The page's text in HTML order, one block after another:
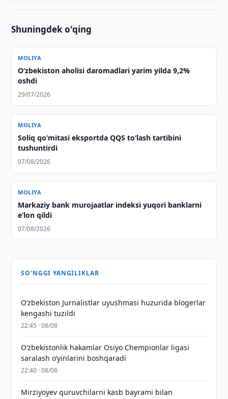
Shuningdek o'qing
MOLIYA
O‘zbekiston aholisi daromadlari yarim yilda 9,2%
oshdi
29/07/2026
MOLIYA
Soliq qo‘mitasi eksportda QQS to‘lash tartibini
tushuntirdi
07/08/2026
MOLIYA
Markaziy bank murojaatlar indeksi yuqori banklarni
eʼlon qildi
07/08/2026
SO'NGGI YANGILIKLAR
O‘zbekiston Jurnalistlar uyushmasi huzurida blogerlar
kengashi tuzildi
22:45 · 08/08
O‘zbekistonlik hakamlar Osiyo Chempionlar ligasi
saralash o‘yinlarini boshqaradi
22:40 · 08/08
Mirziyoyev quruvchilarni kasb bayrami bilan